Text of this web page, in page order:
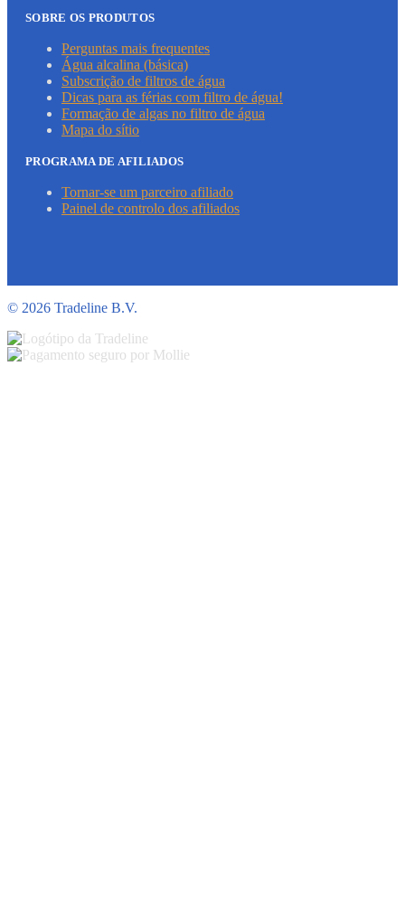
SOBRE OS PRODUTOS
Perguntas mais frequentes
Água alcalina (básica)
Subscrição de filtros de água
Dicas para as férias com filtro de água!
Formação de algas no filtro de água
Mapa do sítio
PROGRAMA DE AFILIADOS
Tornar-se um parceiro afiliado
Painel de controlo dos afiliados
© 2026 Tradeline B.V.